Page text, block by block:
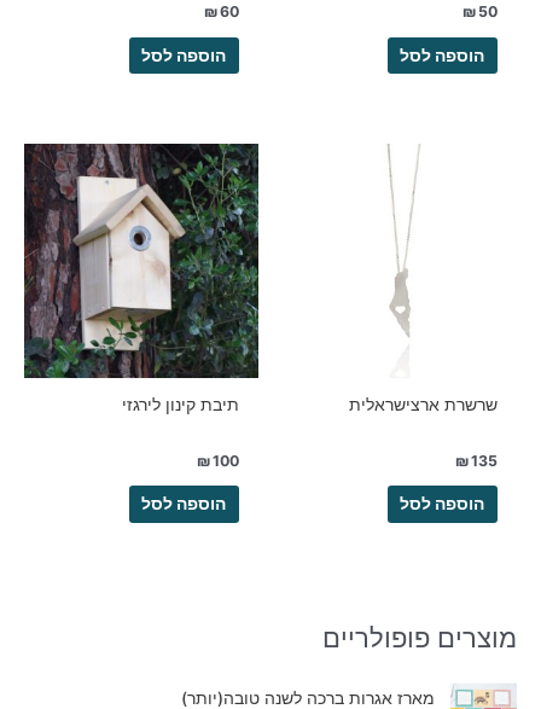
₪ 50
הוספה לסל
₪60
הוספה לסל
שרשרת ארצישראלית
₪135
הוספה לסל
תיבת קינון לירגזי
₪100
הוספה לסל
מוצרים פופולריים
מארז אגרות ברכה לשנה טובה(יותר)